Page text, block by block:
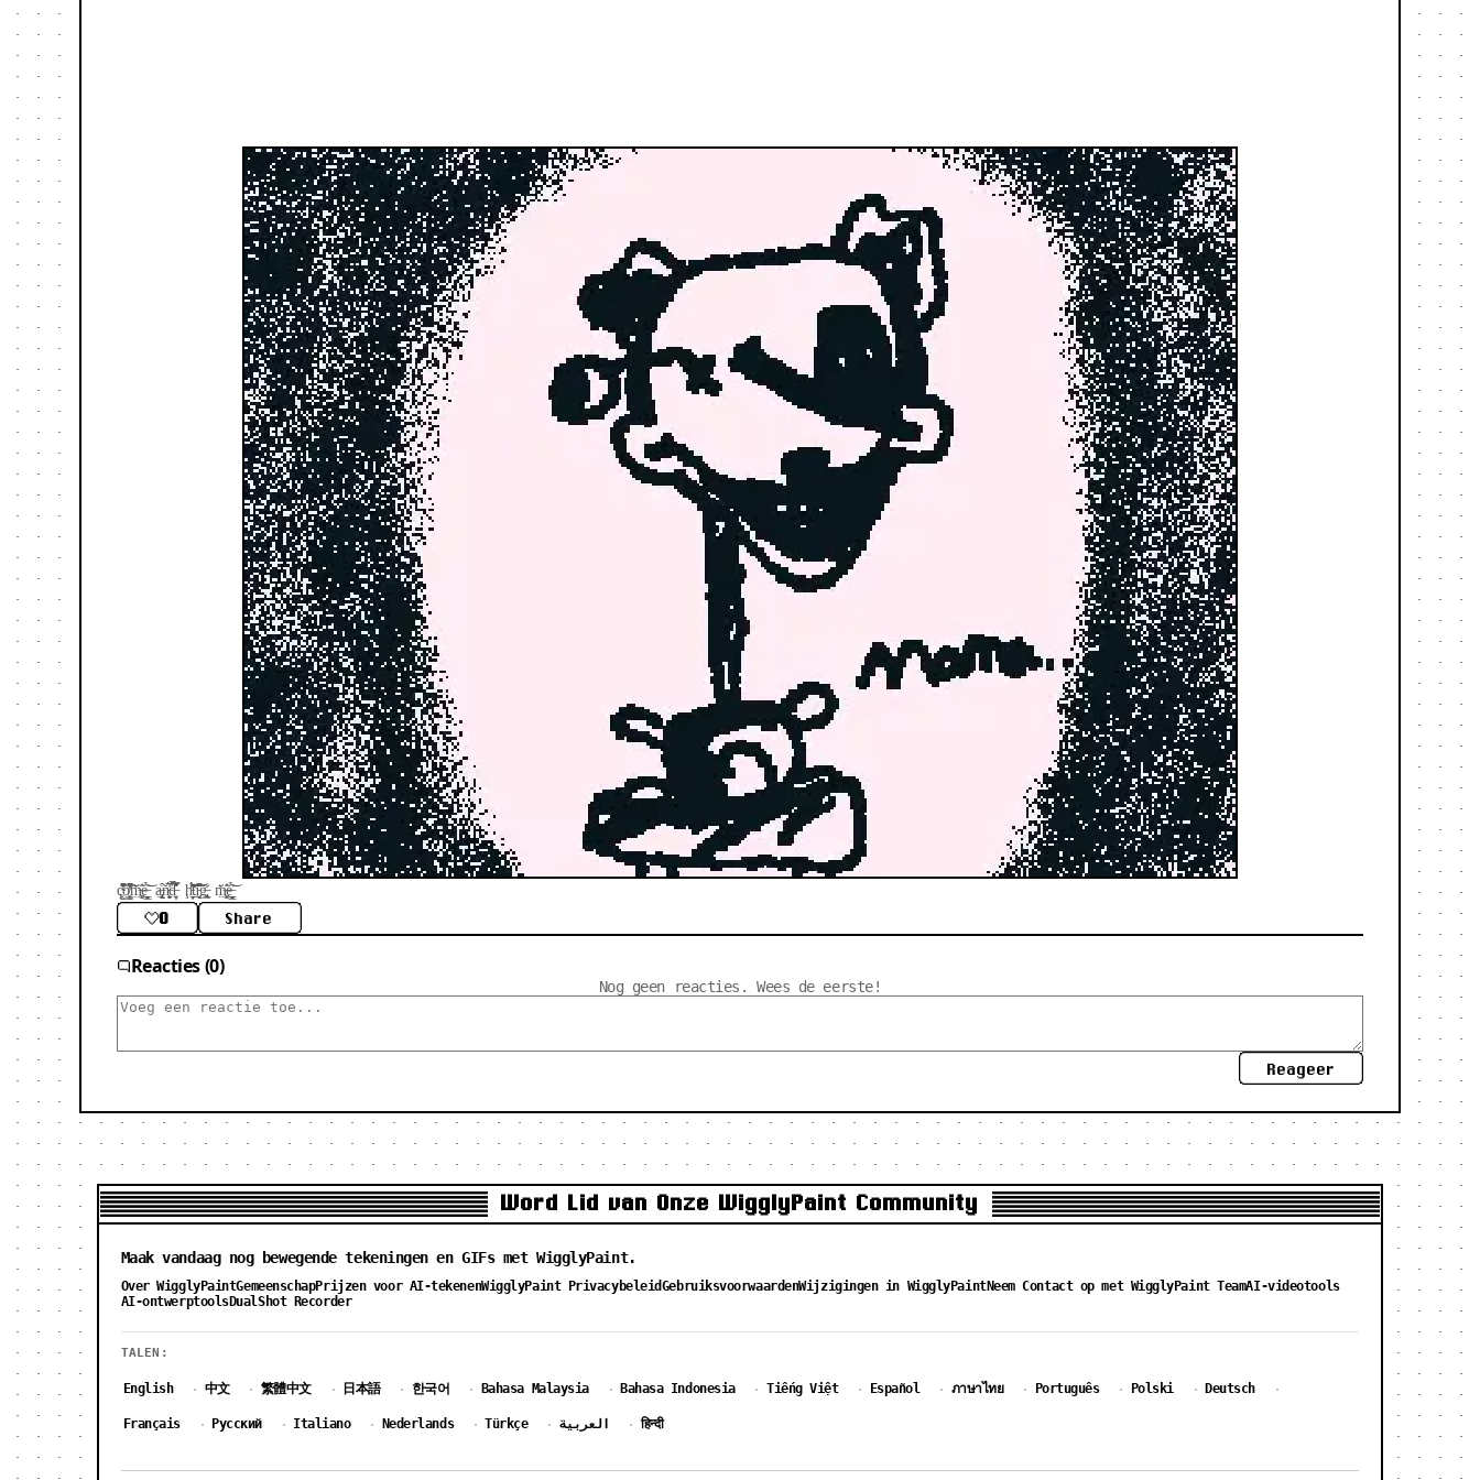
ç̴̺͔̇͑̊̋͆͒̆̎ờ̸̺͕̣͓̼͆̓̔̏͌͘͠m̶̤͍͚̀̒̑̆ͅė̶̟̻̟̻̬̳͂̉͘͝ ạ̶̢̢̨̰̗͒ň̵̨̙̱͙́̅͑̚̕d̶͎͍̤͎̒̈́͒̌̏͛̿͛̕ ḩ̵̛̦̼̩͎̖͌̋̈́̂͘u̵̟͍̱͈͆̆́̒̐̅̎͝͠͝ğ̶̢͍̹͔̲͋ m̶̤͍͚̀̒̑̆ͅė̶̟̻̟̻̬̳͂̉͘͝
0 Share
Reacties (0)
Nog geen reacties. Wees de eerste!
Reageer
Word Lid van Onze WigglyPaint Community
Maak vandaag nog bewegende tekeningen en GIFs met WigglyPaint.
Over WigglyPaintGemeenschapPrijzen voor AI-tekenenWigglyPaint PrivacybeleidGebruiksvoorwaardenWijzigingen in WigglyPaintNeem Contact op met WigglyPaint TeamAI-videotools
AI-ontwerptoolsDualShot Recorder
TALEN:
English · 中文 · 繁體中文 · 日本語 · 한국어 · Bahasa Malaysia · Bahasa Indonesia · Tiếng Việt · Español · ภาษาไทย · Português · Polski · Deutsch ·
Français · Русский · Italiano · Nederlands · Türkçe · العربية · हिन्दी